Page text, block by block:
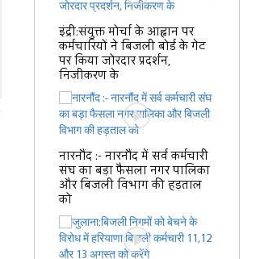
इंद्री:संयुक्त मोर्चा के आह्वान पर
कर्मचारियों ने बिजली बोर्ड के गेट
पर किया जोरदार प्रदर्शन,
निजीकरण के
नारनौंद :- नारनौंद में सर्व कर्मचारी
संघ का बड़ा फैसला नगर पालिका
और बिजली विभाग की हड़ताल
को